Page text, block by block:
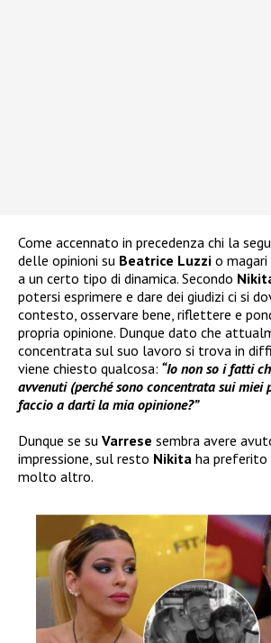
Come accennato in precedenza chi la
delle opinioni su Beatrice Luzzi o magari
a un certo tipo di dinamica. Secondo
potersi esprimere e dare dei giudizi ci si
contesto, osservare bene, riflettere e
propria opinione. Dunque dato che
concentrata sul suo lavoro si trova in
viene chiesto qualcosa: “Io non so i fatti
avvenuti (perché sono concentrata sui miei
faccio a darti la mia opinione?”
Dunque se su Varrese sembra avere
impressione, sul resto Nikita ha preferito
molto altro.